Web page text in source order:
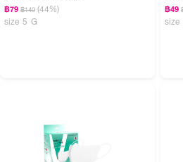
฿79 ฿140 (44%)
size 5 G
฿49
size